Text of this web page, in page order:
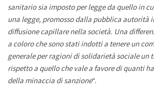
sanitario sia imposto per legge da quello in
una legge, promosso dalla pubblica autorità
diffusione capillare nella società. Una
a coloro che sono stati indotti a tenere un
generale per ragioni di solidarietà sociale un
rispetto a quello che vale a favore di quanti
della minaccia di sanzione“.